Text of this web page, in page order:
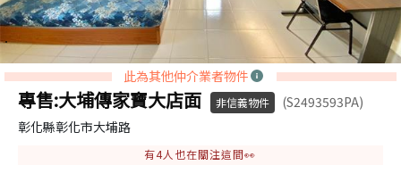
此為其他仲介業者物件
專售:大埔傳家寶大店面 非信義物件
(S2493593PA)
彰化縣彰化市大埔路
有4人也在關注這間👀